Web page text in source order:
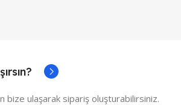
bize ulaşarak sipariş oluşturabilirsiniz.